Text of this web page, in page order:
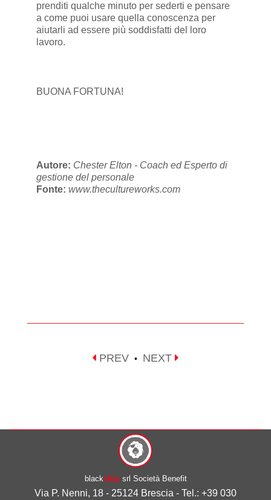
prenditi qualche minuto per sederti e pensare
a come puoi usare quella conoscenza per
aiutarli ad essere più soddisfatti del loro
lavoro.
BUONA FORTUNA!
Autore: Chester Elton - Coach ed Esperto di
gestione del personale
Fonte: www.thecultureworks.com
PREV • NEXT
blackshipsrl Società Benefit
Via P. Nenni, 18 - 25124 Brescia - Tel.: +39 030